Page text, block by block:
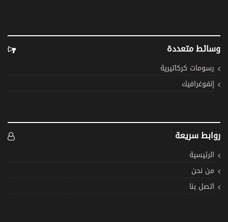
وسائط متعددة
رسومات كركاتيرية
إنفوغرافيك
روابط سريعة
الرئيسية
من نحن
اتصل بنا